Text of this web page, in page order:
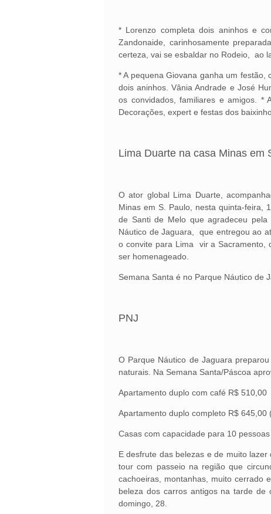
* Lorenzo completa dois aninhos e
Zandonaide, carinhosamente
certeza, vai se esbaldar no Rodeio, ao
* A pequena Giovana ganha um
dois aninhos. Vânia Andrade e José
os convidados, familiares e amigos. *
Decorações, expert e festas dos
Lima Duarte na casa Minas em
O ator global Lima Duarte,
Minas em S. Paulo, nesta quinta-feira,
de Santi de Melo que agradeceu
Náutico de Jaguara, que entregou ao
o convite para Lima vir a Sacramento,
ser homenageado.
Semana Santa é no Parque Náutico de
PNJ
O Parque Náutico de Jaguara
naturais. Na Semana Santa/Páscoa
Apartamento duplo com café R$ 510,00
Apartamento duplo completo R$ 645,00
Casas com capacidade para 10 pessoas
E desfrute das belezas e de muito
tour com passeio na região que
cachoeiras, montanhas, muito cerrado
beleza dos carros antigos na tarde de
domingo, 28.